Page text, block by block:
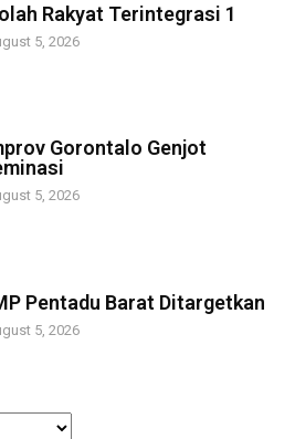
Rakyat Terintegrasi 1
5, 2026
Gorontalo Genjot
5, 2026
Pentadu Barat Ditargetkan
5, 2026